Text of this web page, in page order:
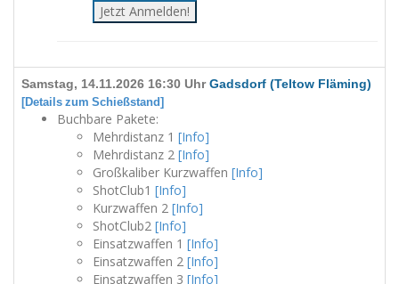
Jetzt Anmelden!
Samstag, 14.11.2026 16:30 Uhr Gadsdorf (Teltow Fläming)
[Details zum Schießstand]
Buchbare Pakete:
Mehrdistanz 1 [Info]
Mehrdistanz 2 [Info]
Großkaliber Kurzwaffen [Info]
ShotClub1 [Info]
Kurzwaffen 2 [Info]
ShotClub2 [Info]
Einsatzwaffen 1 [Info]
Einsatzwaffen 2 [Info]
Einsatzwaffen 3 [Info]